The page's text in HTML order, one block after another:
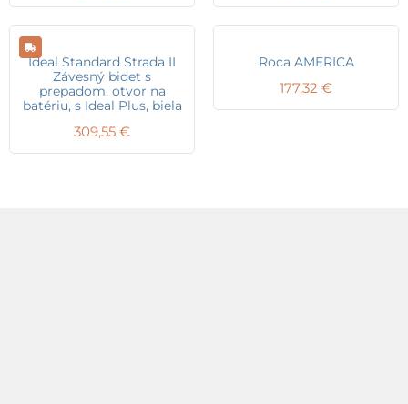
Ideal Standard Strada II
Závesný bidet s
prepadom, otvor na
batériu, s Ideal Plus, biela
309,55 €
Roca AMERICA
177,32 €